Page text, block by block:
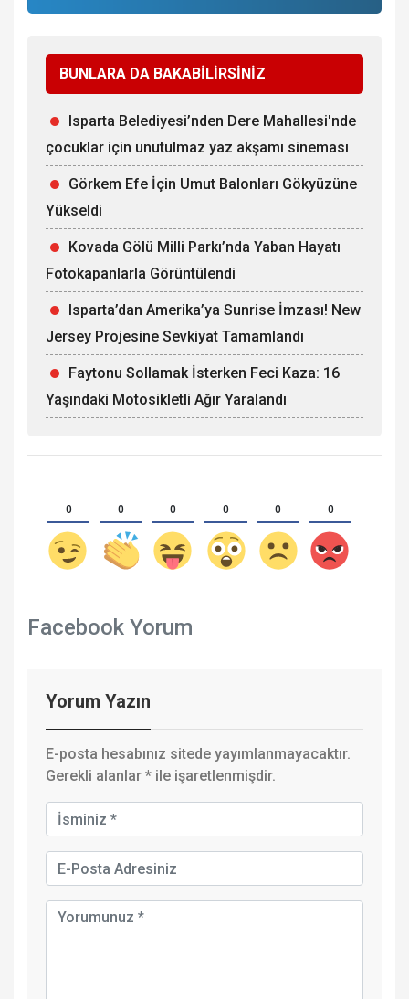
BUNLARA DA BAKABİLİRSİNİZ
Isparta Belediyesi’nden Dere Mahallesi'nde
çocuklar için unutulmaz yaz akşamı sineması
Görkem Efe İçin Umut Balonları Gökyüzüne
Yükseldi
Kovada Gölü Milli Parkı’nda Yaban Hayatı
Fotokapanlarla Görüntülendi
Isparta’dan Amerika’ya Sunrise İmzası! New
Jersey Projesine Sevkiyat Tamamlandı
Faytonu Sollamak İsterken Feci Kaza: 16
Yaşındaki Motosikletli Ağır Yaralandı
0 0 0 0 0 0
Facebook Yorum
Yorum Yazın
E-posta hesabınız sitede yayımlanmayacaktır.
Gerekli alanlar * ile işaretlenmişdir.